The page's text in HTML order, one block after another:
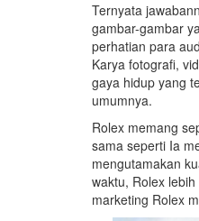
Ternyata
gambar-gambar
perhatian para
Karya fotografi,
gaya hidup yang
umumnya.
Rolex memang
sama seperti Ia
mengutamakan
waktu, Rolex
marketing Rolex